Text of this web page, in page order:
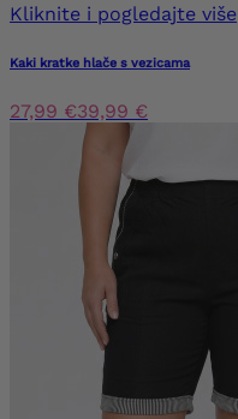
Kliknite i pogledajte više
Kaki kratke hlače s vezicama
27,99 €39,99 €